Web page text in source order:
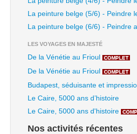
La peinture belge (5/6) - Peindre
La peinture belge (6/6) - Peindre
LES VOYAGES EN MAJESTÉ
De la Vénétie au Frioul COMPLET
De la Vénétie au Frioul COMPLET
Budapest, séduisante et
Le Caire, 5000 ans d’histoire
Le Caire, 5000 ans d'histoire
Nos activités récentes